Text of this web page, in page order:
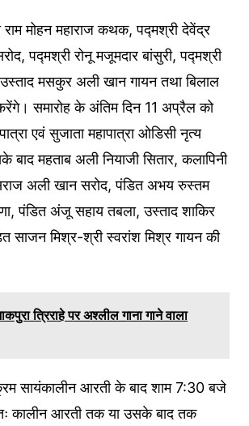
राम मोहन महाराज कथक, पद्मश्री देवेंद्र
पद्मश्री रोनू मजूमदार बांसुरी, पद्मश्री
मसकुर अली खान गायन तथा बिलाल
समारोह के अंतिम दिन 11 अप्रैल को
एवं सुजाता महापात्रा ओडिसी नृत्य
महताब अली नियाजी सितार, कलापिनी
अली खान सरोद, पंडित अभय रुस्तम
पंडित अंजू सहाय तबला, उस्ताद शाकिर
साजन मिश्र-श्री स्वरांश मिश्र गायन की
त्रिराहे पर अश्लील गाना गाने वाला
सायंकालीन आरती के बाद शाम 7:30 बजे
कालीन आरती तक या उसके बाद तक